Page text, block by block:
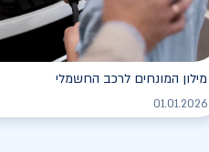
מילון המונחים לרכב החשמלי
01.01.2026